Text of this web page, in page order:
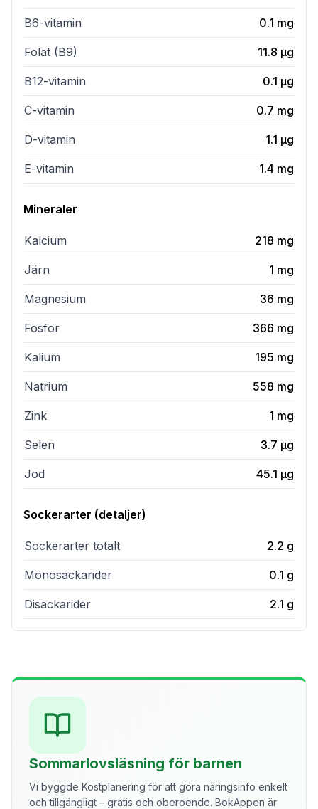
B6-vitamin 0.1 mg
Folat (B9) 11.8 µg
B12-vitamin 0.1 µg
C-vitamin 0.7 mg
D-vitamin 1.1 µg
E-vitamin 1.4 mg
Mineraler
Kalcium 218 mg
Järn 1 mg
Magnesium 36 mg
Fosfor 366 mg
Kalium 195 mg
Natrium 558 mg
Zink 1 mg
Selen 3.7 µg
Jod 45.1 µg
Sockerarter (detaljer)
Sockerarter totalt 2.2 g
Monosackarider 0.1 g
Disackarider 2.1 g
Sommarlovsläsning för barnen
Vi byggde Kostplanering för att göra näringsinfo enkelt
och tillgängligt – gratis och oberoende. BokAppen är